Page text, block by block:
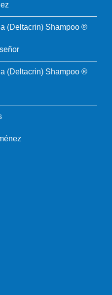
(Deltacrin) Shampoo ®
(Deltacrin) Shampoo ®